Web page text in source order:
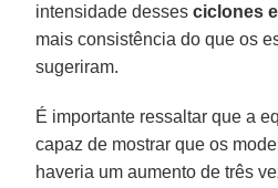
intensidade dessesciclones
mais consistência do que os
sugeriram.
É importante ressaltar que a
capaz de mostrar que os
haveria um aumento de três